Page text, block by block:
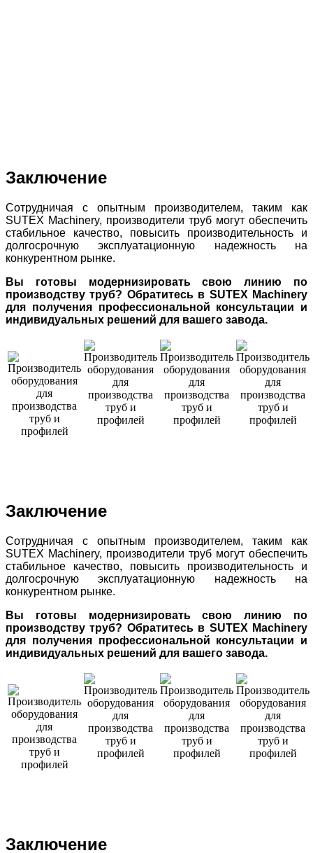
Заключение
Сотрудничая с опытным производителем, таким как
SUTEX Machinery, производители труб могут обеспечить
стабильное качество, повысить производительность и
долгосрочную эксплуатационную надежность на
конкурентном рынке.
Вы готовы модернизировать свою линию по
производству труб? Обратитесь в SUTEX Machinery
для получения профессиональной консультации и
индивидуальных решений для вашего завода.
Заключение
Сотрудничая с опытным производителем, таким как
SUTEX Machinery, производители труб могут обеспечить
стабильное качество, повысить производительность и
долгосрочную эксплуатационную надежность на
конкурентном рынке.
Вы готовы модернизировать свою линию по
производству труб? Обратитесь в SUTEX Machinery
для получения профессиональной консультации и
индивидуальных решений для вашего завода.
Заключение